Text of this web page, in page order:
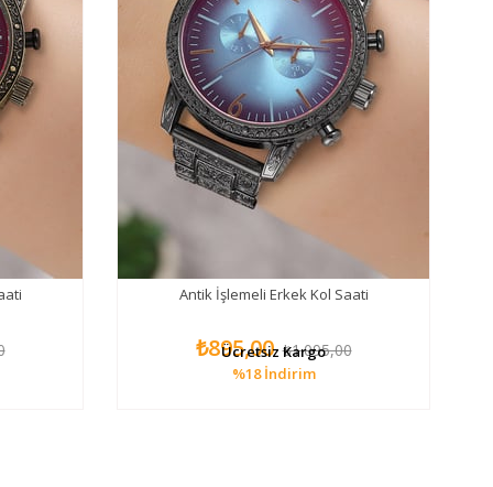
Antik İşlemeli Erkek Kol Saati
₺895,00 ₺1.095,00
%18 İndirim
Ücretsiz Kargo